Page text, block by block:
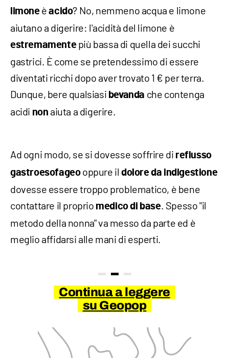
limoneèacido? No, nemmeno acqua e limone
aiutano a digerire: l'acidità del limone è
estremamentepiù bassa di quella dei succhi
gastrici. È come se pretendessimo di essere
diventati ricchi dopo aver trovato 1 € per terra.
Dunque, bere qualsiasi bevanda che contenga
acidi non aiuta a digerire.
Ad ogni modo, se si dovesse soffrire di reflusso
gastroesofageo oppure il dolore da indigestione
dovesse essere troppo problematico, è bene
contattare il proprio medico di base. Spesso "il
metodo della nonna" va messo da parte ed è
meglio affidarsi alle mani di esperti.
Continua a leggere
su Geopop